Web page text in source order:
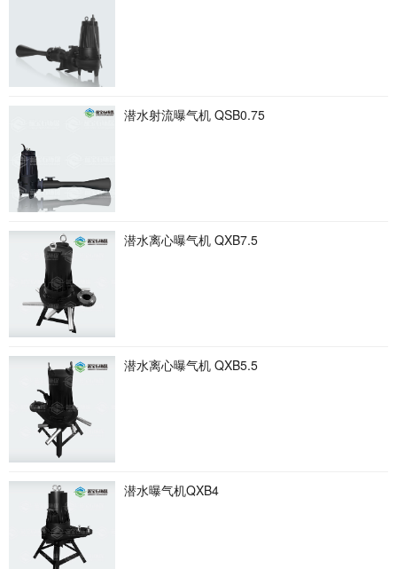
潜水射流曝气机 QSB0.75
潜水离心曝气机 QXB7.5
潜水离心曝气机 QXB5.5
潜水曝气机QXB4